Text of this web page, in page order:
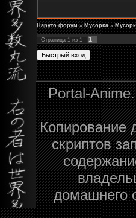
Наруто форум » Мусорка »
Страница 1 из 1 1
Portal-
Копирование
скриптов
домашнего